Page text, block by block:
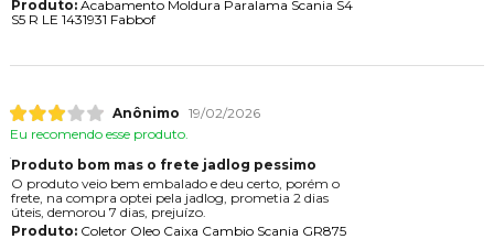
Produto:Acabamento Moldura Paralama Scania S4
S5 R LE 1431931 Fabbof
Anônimo 19/02/2026
Eu recomendo esse produto.
Produto bom mas o frete jadlog pessimo
O produto veio bem embalado e deu certo, porém o
frete, na compra optei pela jadlog, prometia 2 dias
úteis, demorou 7 dias, prejuízo.
Produto:Coletor Oleo Caixa Cambio Scania GR875